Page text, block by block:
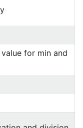
for min and